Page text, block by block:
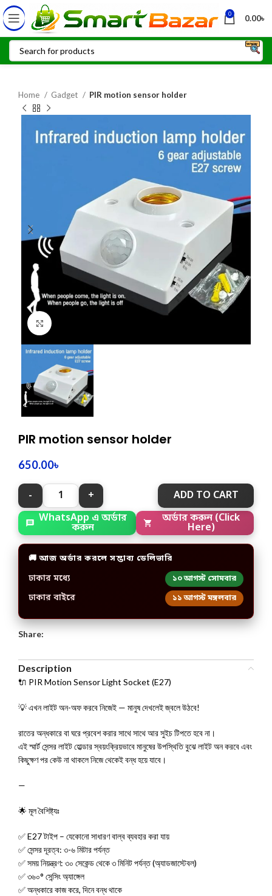
0 0.00৳
Home Gadget PIR motion sensor holder
PIR motion sensor holder
650.00৳
ADD TO CART
WhatsApp এ অর্ডার
করুন
অর্ডার করুন (Click
Here)
🚚 আজ অর্ডার করলে সম্ভাব্য ডেলিভারি
ঢাকার মধ্যে ১০ আগস্ট সোমবার
ঢাকার বাইরে ১১ আগস্ট মঙ্গলবার
Share:
Description
🔌 PIR Motion Sensor Light Socket (E27)
💡 এখন লাইট অন-অফ করবে নিজেই — মানুষ দেখলেই জ্বলে উঠবে!
রাতের অন্ধকারে বা ঘরে প্রবেশ করার সাথে সাথে আর সুইচ টিপতে হবে না।
এই স্মার্ট সেন্সর লাইট হোল্ডার স্বয়ংক্রিয়ভাবে মানুষের উপস্থিতি বুঝে লাইট অন করবে এবং
কিছুক্ষণ পর কেউ না থাকলে নিজে থেকেই বন্ধ হয়ে যাবে।
—
🌟 মূল বৈশিষ্ট্যঃ
✅ E27 টাইপ – যেকোনো সাধারণ বাল্ব ব্যবহার করা যায়
✅ সেন্সর দূরত্ব: ৩-৬ মিটার পর্যন্ত
✅ সময় নিয়ন্ত্রণ: ৩০ সেকেন্ড থেকে ৩ মিনিট পর্যন্ত (অ্যাডজাস্টেবল)
✅ ৩৬০° সেন্সিং অ্যাঙ্গেল
✅ অন্ধকারে কাজ করে, দিনে বন্ধ থাকে